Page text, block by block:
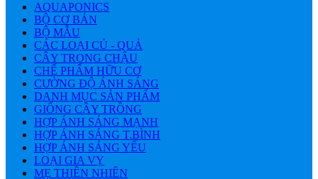
AQUAPONICS
BỘ CƠ BẢN
BỘ MẪU
CÁC LOẠI CỦ - QUẢ
CÂY TRONG CHẬU
CHẾ PHẨM HỮU CƠ
CƯỜNG ĐỘ ÁNH SÁNG
DANH MỤC SẢN PHẨM
GIỐNG CÂY TRỒNG
HỢP ÁNH SÁNG MẠNH
HỢP ÁNH SÁNG T.BÌNH
HỢP ÁNH SÁNG YẾU
LOẠI GIA VỴ
MẸ THIÊN NHIÊN